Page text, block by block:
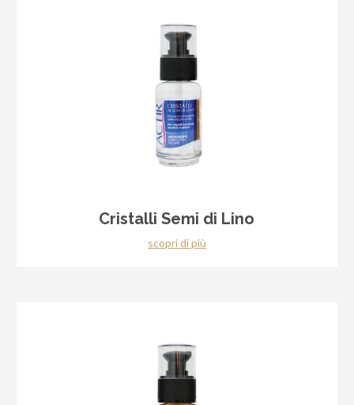
Cristalli Semi di Lino
scopri di più